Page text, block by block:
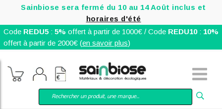
Sainbiose sera fermé du 10 au 14 Août inclus et
horaires d'été
Code REDU5: 5% offert à partir de 1000€ / Code REDU10: 10%
offert à partir de 2000€ (en savoir plus)